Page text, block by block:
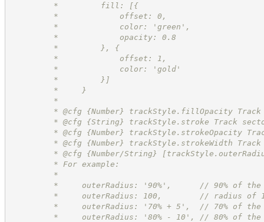
*         fill: [{
*             offset: 0,
*             color: 'green',
*             opacity: 0.8
*         }, {
*             offset: 1,
*             color: 'gold'
*         }]
*     }
*
* @cfg {Number}
trackStyle.fillOpacity Track
* @cfg {String}
trackStyle.stroke Track
* @cfg {Number}
trackStyle.strokeOpacity
* @cfg {Number}
trackStyle.strokeWidth Track
* @cfg {Number/String}
* For example:
*
*     outerRadius: '90%',      // 90% of the
*     outerRadius: 100,        // radius of
*     outerRadius: '70% + 5',  // 70% of the
*     outerRadius: '80% - 10', // 80% of the